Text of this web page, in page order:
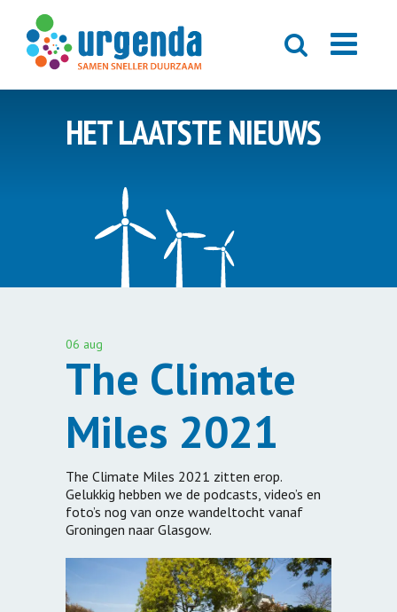
HET LAATSTE NIEUWS
06 aug
The Climate
Miles 2021
The Climate Miles 2021 zitten erop.
Gelukkig hebben we de podcasts, video’s en
foto’s nog van onze wandeltocht vanaf
Groningen naar Glasgow.